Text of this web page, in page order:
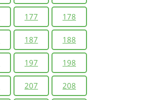
177 178
187 188
197 198
207 208